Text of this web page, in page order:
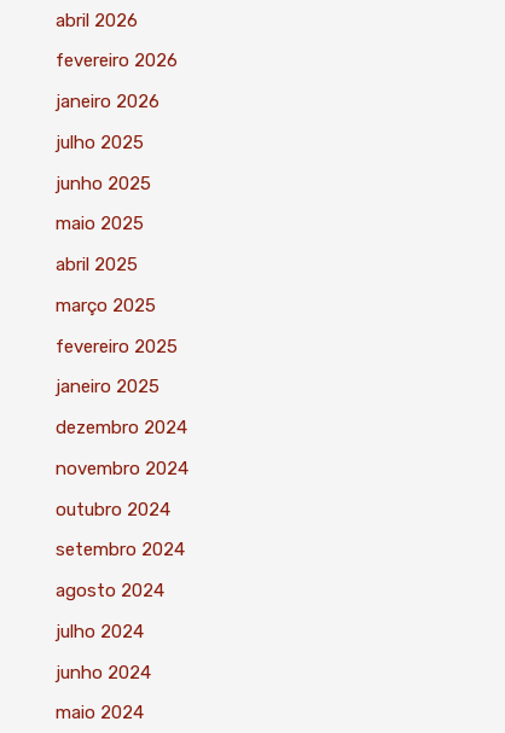
abril 2026
fevereiro 2026
janeiro 2026
julho 2025
junho 2025
maio 2025
abril 2025
março 2025
fevereiro 2025
janeiro 2025
dezembro 2024
novembro 2024
outubro 2024
setembro 2024
agosto 2024
julho 2024
junho 2024
maio 2024